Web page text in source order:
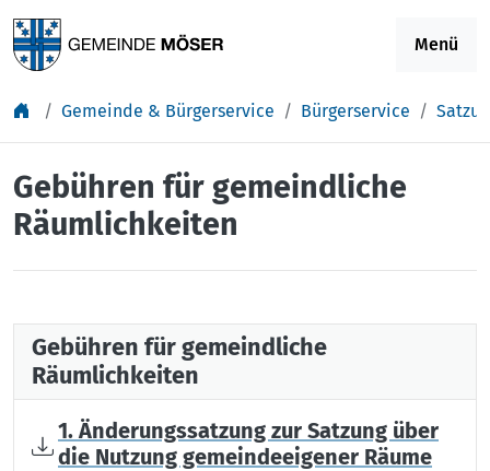
Menü
Gemeinde & Bürgerservice Bürgerservice
Gebühren für gemeindliche
Räumlichkeiten
Gebühren für gemeindliche
Räumlichkeiten
1. Änderungssatzung zur Satzung über
die Nutzung gemeindeeigener Räume